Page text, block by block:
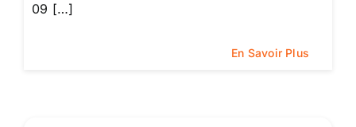
09 […]
En Savoir Plus